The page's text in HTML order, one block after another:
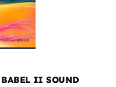
II SOUND